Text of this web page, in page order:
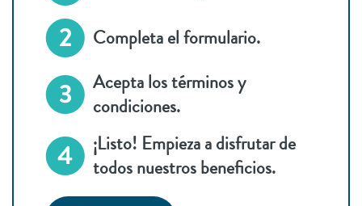
Completa el formulario.
Acepta los términos y
condiciones.
¡Listo! Empieza a disfrutar de
todos nuestros beneficios.